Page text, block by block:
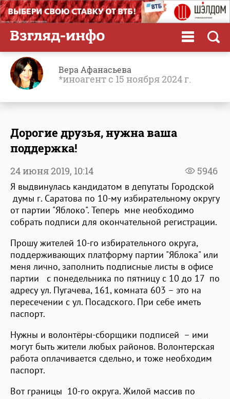
Вера Афанасьева
*иноагент с 15 ноября 2024 г.
Дорогие друзья, нужна ваша
поддержка!
5946
24 июня 2019, 10:14
Я выдвинулась кандидатом в депутаты Городской
думы г. Саратова по 10-му избирательному округу
от партии "Яблоко". Теперь мне необходимо
собрать подписи для окончательной регистрации.
Прошу жителей 10-го избирательного округа,
поддерживающих платформу партии "Яблока" или
меня лично, заполнить подписные листы в офисе
партии с понедельника по пятницу с 10 до 17 по
адресу ул. Пугачева, 161, комната 603 – это на
пересечении с ул. Посадского. При себе иметь
паспорт.
Нужны и волонтёры-сборщики подписей – ими
могут быть жители любых районов. Волонтерская
работа оплачивается сдельно, и тоже необходим
паспорт.
Вот границы 10-го округа. Жилой массив по